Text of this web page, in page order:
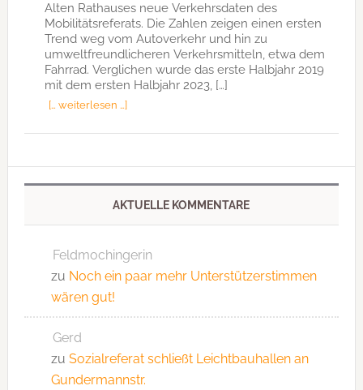
Alten Rathauses neue Verkehrsdaten des
Mobilitätsreferats. Die Zahlen zeigen einen ersten
Trend weg vom Autoverkehr und hin zu
umweltfreundlicheren Verkehrsmitteln, etwa dem
Fahrrad. Verglichen wurde das erste Halbjahr 2019
mit dem ersten Halbjahr 2023, […]
[… weiterlesen …]
AKTUELLE KOMMENTARE
Feldmochingerin
zu Noch ein paar mehr Unterstützerstimmen
wären gut!
Gerd
zu Sozialreferat schließt Leichtbauhallen an
Gundermannstr.